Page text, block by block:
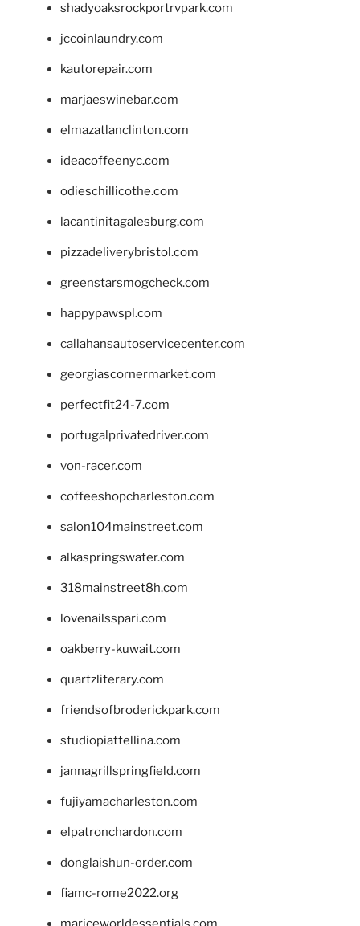
shadyoaksrockportrvpark.com
jccoinlaundry.com
kautorepair.com
marjaeswinebar.com
elmazatlanclinton.com
ideacoffeenyc.com
odieschillicothe.com
lacantinitagalesburg.com
pizzadeliverybristol.com
greenstarsmogcheck.com
happypawspl.com
callahansautoservicecenter.com
georgiascornermarket.com
perfectfit24-7.com
portugalprivatedriver.com
von-racer.com
coffeeshopcharleston.com
salon104mainstreet.com
alkaspringswater.com
318mainstreet8h.com
lovenailsspari.com
oakberry-kuwait.com
quartzliterary.com
friendsofbroderickpark.com
studiopiattellina.com
jannagrillspringfield.com
fujiyamacharleston.com
elpatronchardon.com
donglaishun-order.com
fiamc-rome2022.org